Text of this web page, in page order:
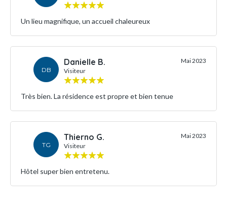
Un lieu magnifique, un accueil chaleureux
DB
Danielle B.
Visiteur
Mai 2023
Très bien. La résidence est propre et bien tenue
TG
Thierno G.
Visiteur
Mai 2023
Hôtel super bien entretenu.